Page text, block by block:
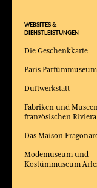
WEBSITES &
DIENSTLEISTUNGEN
Die Geschenkkarte
Paris Parfümmuseum
Duftwerkstatt
Fabriken und
französischen Riviera
Das Maison
Modemuseum und
Kostümmuseum